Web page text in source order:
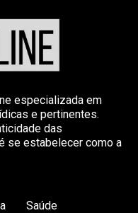
especializada em
e pertinentes.
das
se estabelecer como a
Saúde